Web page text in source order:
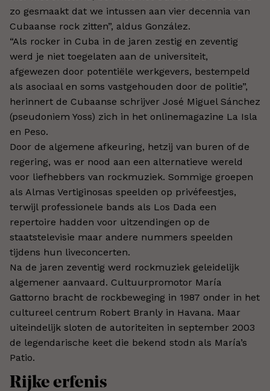
zo gesmaakt dat we intussen aan vier decennia van
Cubaanse rock zitten”, aldus González.
“Als rocker in Cuba in de jaren zestig en zeventig
werd je niet toegelaten aan de universiteit,
afgewezen door potentiële werkgevers, bestempeld
als asociaal en soms vastgehouden door de politie”,
herinnert de Cubaanse schrijver José Miguel Sánchez
(pseudoniem Yoss) zich in het onlinemagazine La Isla
en Peso.
Door de algemene afkeuring, hetzij van buren of de
regering, was er nood aan een alternatieve wereld
voor liefhebbers van rockmuziek. Sommige groepen
als Almas Vertiginosas speelden op privéfeestjes,
terwijl professionele bands als Los Dada een
repertoire hadden voor uitzendingen op de
staatstelevisie maar andere nummers speelden
tijdens hun liveconcerten.
Na de jaren zeventig werd rockmuziek geleidelijk
algemener aanvaard. Cultuurpromotor María
Gattorno bracht de rockbeweging in 1987 onder in het
cultureel centrum Robert Branly in Havana. Maar
uiteindelijk sloten de autoriteiten in september 2003
de legendarische keet die bekend stodn als María’s
Patio.
Rijke erfenis